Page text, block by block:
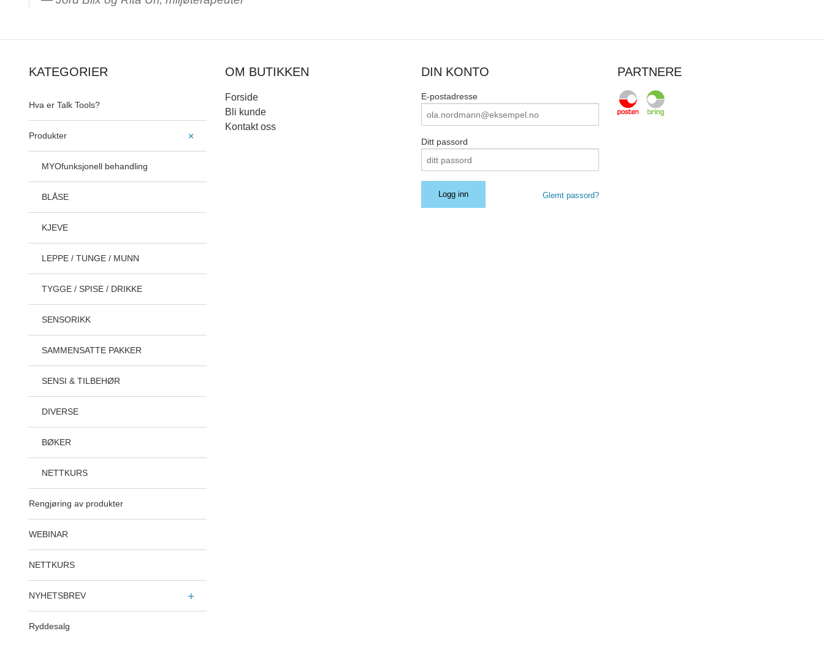
KATEGORIER
Hva er Talk Tools?
Produkter
MYOfunksjonell behandling
BLÅSE
KJEVE
LEPPE / TUNGE / MUNN
TYGGE / SPISE / DRIKKE
SENSORIKK
SAMMENSATTE PAKKER
SENSI & TILBEHØR
DIVERSE
BØKER
NETTKURS
Rengjøring av produkter
WEBINAR
NETTKURS
NYHETSBREV
Ryddesalg
OM BUTIKKEN
Forside
Bli kunde
Kontakt oss
DIN KONTO
E-postadresse
Ditt passord
Glemt passord?
PARTNERE